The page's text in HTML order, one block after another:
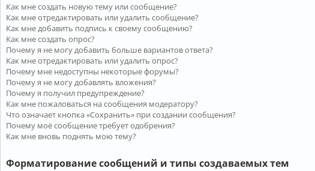
Как мне создать новую тему или сообщение?
Как мне отредактировать или удалить сообщение?
Как мне добавить подпись к своему сообщению?
Как мне создать опрос?
Почему я не могу добавить больше вариантов ответа?
Как мне отредактировать или удалить опрос?
Почему мне недоступны некоторые форумы?
Почему я не могу добавлять вложения?
Почему я получил предупреждение?
Как мне пожаловаться на сообщения модератору?
Что означает кнопка «Сохранить» при создании сообщения?
Почему моё сообщение требует одобрения?
Как мне вновь поднять мою тему?
Форматирование сообщений и типы создаваемых тем